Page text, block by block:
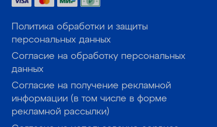
Политика обработки и защиты
персональных данных
Согласие на обработку персональных
данных
Согласие на получение рекламной
информации (в том числе в форме
рекламной рассылки)